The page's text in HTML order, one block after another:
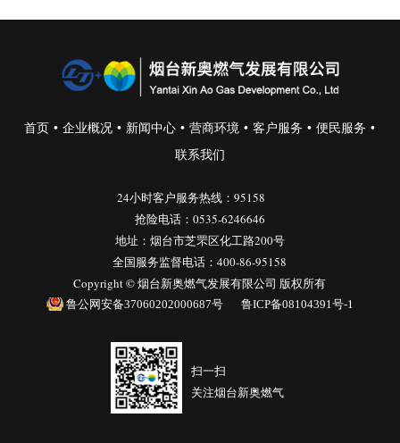
首页 • 企业概况 • 新闻中心 • 营商环境 • 客户服务 • 便民服务 •
联系我们
24小时客户服务热线：95158
抢险电话：0535-6246646
地址：烟台市芝罘区化工路200号
全国服务监督电话：400-86-95158
Copyright © 烟台新奥燃气发展有限公司 版权所有
鲁公网安备37060202000687号 鲁ICP备08104391号-1
扫一扫
关注烟台新奥燃气